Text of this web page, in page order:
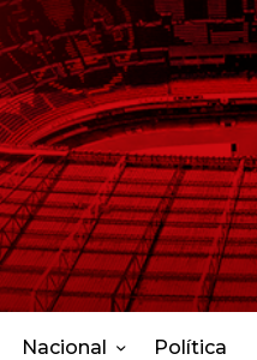
Nacional Política